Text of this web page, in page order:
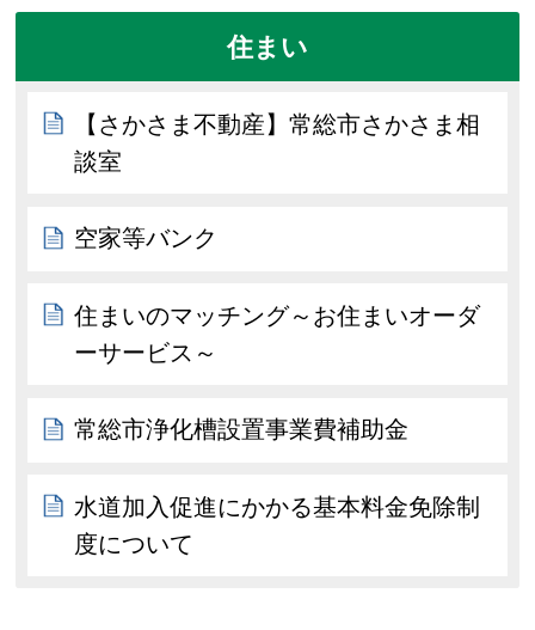
住まい
【さかさま不動産】常総市さかさま相
談室
空家等バンク
住まいのマッチング～お住まいオーダ
ーサービス～
常総市浄化槽設置事業費補助金
水道加入促進にかかる基本料金免除制
度について